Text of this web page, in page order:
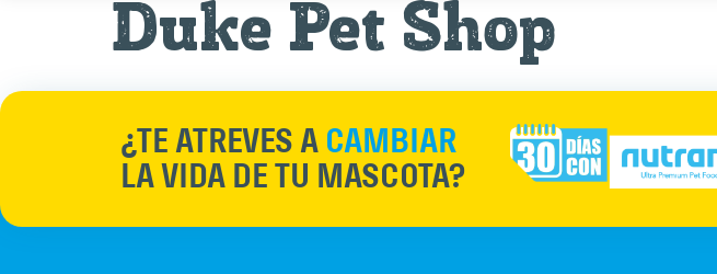
Duke Pet Shop
¿TE ATREVES A CAMBIAR
LA VIDA DE TU MASCOTA?